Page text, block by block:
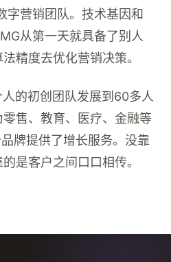
字营销团队。技术基因和
从第一天就具备了别人
精度去优化营销决策。
的初创团队发展到60多人
售、教育、医疗、金融等
牌提供了增长服务。没靠
是客户之间口口相传。